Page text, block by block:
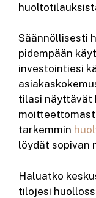
Säännöllisesti
pidempään
investointiesi
tilasi näyttävät
tarkemmin
löydät sopivan
Haluatko
tilojesi